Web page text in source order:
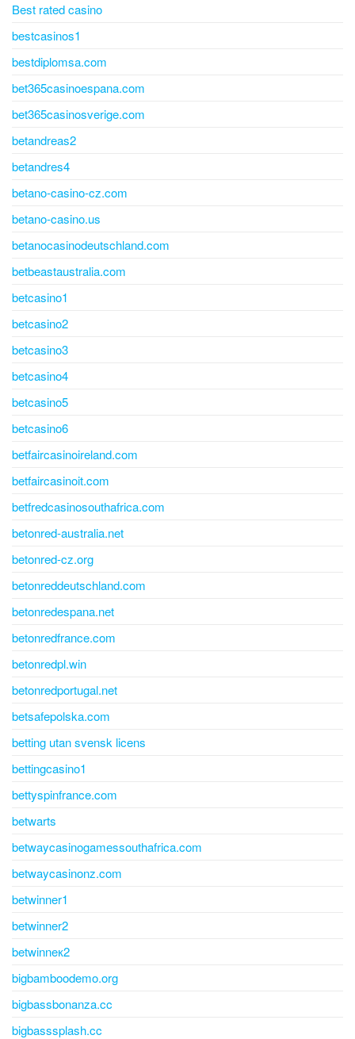
Best rated casino
bestcasinos1
bestdiplomsa.com
bet365casinoespana.com
bet365casinosverige.com
betandreas2
betandres4
betano-casino-cz.com
betano-casino.us
betanocasinodeutschland.com
betbeastaustralia.com
betcasino1
betcasino2
betcasino3
betcasino4
betcasino5
betcasino6
betfaircasinoireland.com
betfaircasinoit.com
betfredcasinosouthafrica.com
betonred-australia.net
betonred-cz.org
betonreddeutschland.com
betonredespana.net
betonredfrance.com
betonredpl.win
betonredportugal.net
betsafepolska.com
betting utan svensk licens
bettingcasino1
bettyspinfrance.com
betwarts
betwaycasinogamessouthafrica.com
betwaycasinonz.com
betwinner1
betwinner2
betwinneк2
bigbamboodemo.org
bigbassbonanza.cc
bigbasssplash.cc